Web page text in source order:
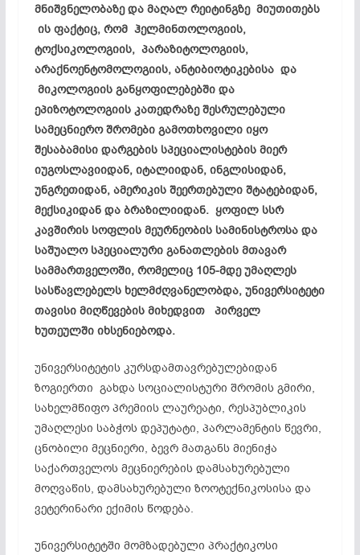
მნიშვნელობაზე და მაღალ რეიტინგზე მიუთითებს
ის ფაქტიც, რომ ჰელმინთოლოგიის,
ტოქსიკოლოგიის, პარაზიტოლოგიის,
არაქნოენტომოლოგიის, ანტიბიოტიკებისა და
მიკოლოგიის განყოფილებებში და
ეპიზოტოლოგიის კათედრაზე შესრულებული
სამეცნიერო შრომები გამოთხოვილი იყო
შესაბამისი დარგების სპეციალისტების მიერ
იუგოსლავიიდან, იტალიიდან, ინგლისიდან,
უნგრეთიდან, ამერიკის შეერთებული შტატებიდან,
მექსიკიდან და ბრაზილიიდან. ყოფილ სსრ
კავშირის სოფლის მეურნეობის სამინისტროსა და
საშუალო სპეციალური განათლების მთავარ
სამმართველოში, რომელიც 105-მდე უმაღლეს
სასწავლებელს ხელმძღვანელობდა, უნივერსიტეტი
თავისი მიღწევების მიხედვით პირველ
ხუთეულში იხსენიებოდა.
უნივერსიტეტის კურსდამთავრებულებიდან
ზოგიერთი გახდა სოციალისტური შრომის გმირი,
სახელმწიფო პრემიის ლაურეატი, რესპუბლიკის
უმაღლესი საბჭოს დეპუტატი, პარლამენტის წევრი,
ცნობილი მეცნიერი, ბევრ მათგანს მიენიჭა
საქართველოს მეცნიერების დამსახურებული
მოღვაწის, დამსახურებული ზოოტექნიკოსისა და
ვეტერინარი ექიმის წოდება.
უნივერსიტეტში მომზადებული პრაქტიკოსი